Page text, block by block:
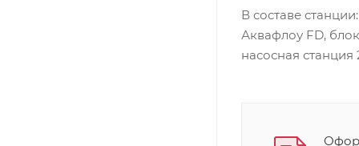
В составе
Аквафлоу FD,
насосная